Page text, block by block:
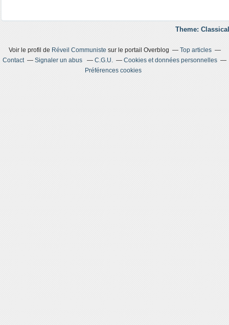
Theme:
Voir le profil de Réveil Communiste sur le portail Overblog
Top articles
Contact
Signaler un abus C.G.U.
Cookies et données personnelles
Préférences cookies